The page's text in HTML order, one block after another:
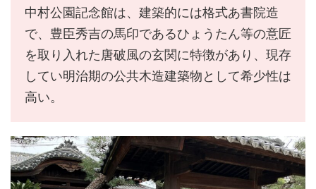
中村公園記念館は、建築的には格式あ書院造
で、豊臣秀吉の馬印であるひょうたん等の意匠
を取り入れた唐破風の玄関に特徴があり、現存
してい明治期の公共木造建築物として希少性は
高い。